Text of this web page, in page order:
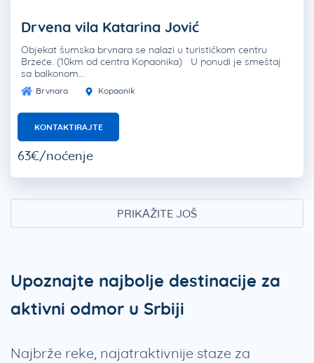
Drvena vila Katarina Jović
Objekat šumska brvnara se nalazi u turističkom centru
Brzeće. (10km od centra Kopaonika) U ponudi je smeštaj
sa balkonom…
Brvnara Kopaonik
KONTAKTIRAJTE
63€/noćenje
PRIKAŽITE JOŠ
Upoznajte najbolje destinacije za
aktivni odmor u Srbiji
Najbrže reke, najatraktivnije staze za